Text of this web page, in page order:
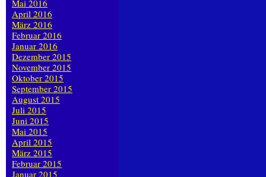
Mai 2016
April 2016
März 2016
Februar 2016
Januar 2016
Dezember 2015
November 2015
Oktober 2015
September 2015
August 2015
Juli 2015
Juni 2015
Mai 2015
April 2015
März 2015
Februar 2015
Januar 2015